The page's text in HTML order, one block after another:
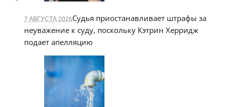
7 АВГУСТА 2026Судья приостанавливает штрафы за
неуважение к суду, поскольку Кэтрин Херридж
подает апелляцию